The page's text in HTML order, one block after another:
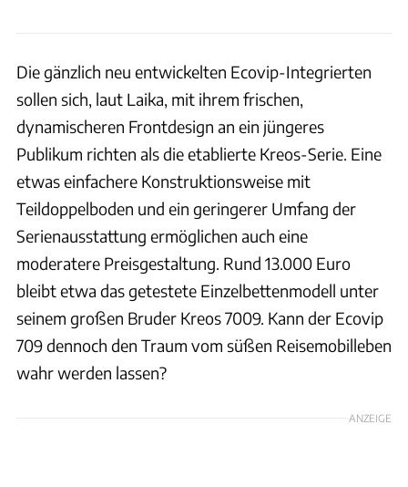
Die gänzlich neu entwickelten Ecovip-Integrierten
sollen sich, laut Laika, mit ihrem frischen,
dynamischeren Frontdesign an ein jüngeres
Publikum richten als die etablierte Kreos-Serie. Eine
etwas einfachere Konstruktionsweise mit
Teildoppelboden und ein geringerer Umfang der
Serienausstattung ermöglichen auch eine
moderatere Preisgestaltung. Rund 13.000 Euro
bleibt etwa das getestete Einzelbettenmodell unter
seinem großen Bruder Kreos 7009. Kann der Ecovip
709 dennoch den Traum vom süßen Reisemobilleben
wahr werden lassen?
ANZEIGE